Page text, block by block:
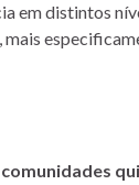
em distintos